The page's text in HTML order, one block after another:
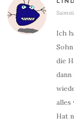
Ich
die
alles
Hat